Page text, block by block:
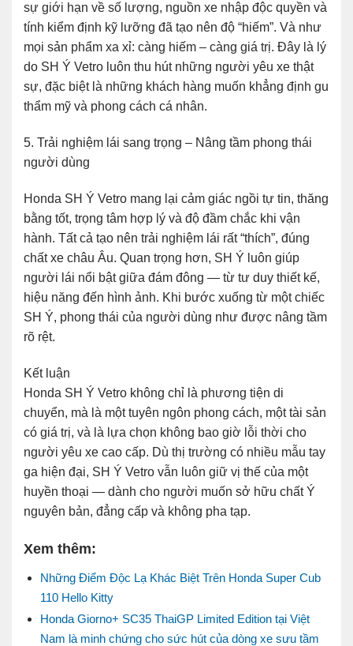
sự giới hạn về số lượng, nguồn xe nhập độc quyền và
tính kiểm định kỹ lưỡng đã tạo nên độ “hiếm”. Và như
mọi sản phẩm xa xỉ: càng hiếm – càng giá trị. Đây là lý
do SH Ý Vetro luôn thu hút những người yêu xe thật
sự, đặc biệt là những khách hàng muốn khẳng định gu
thẩm mỹ và phong cách cá nhân.
5. Trải nghiệm lái sang trọng – Nâng tầm phong thái
người dùng
Honda SH Ý Vetro mang lại cảm giác ngồi tự tin, thăng
bằng tốt, trọng tâm hợp lý và độ đầm chắc khi vận
hành. Tất cả tạo nên trải nghiệm lái rất “thích”, đúng
chất xe châu Âu. Quan trọng hơn, SH Ý luôn giúp
người lái nổi bật giữa đám đông — từ tư duy thiết kế,
hiệu năng đến hình ảnh. Khi bước xuống từ một chiếc
SH Ý, phong thái của người dùng như được nâng tầm
rõ rệt.
Kết luận
Honda SH Ý Vetro không chỉ là phương tiện di
chuyển, mà là một tuyên ngôn phong cách, một tài sản
có giá trị, và là lựa chọn không bao giờ lỗi thời cho
người yêu xe cao cấp. Dù thị trường có nhiều mẫu tay
ga hiện đại, SH Ý Vetro vẫn luôn giữ vị thế của một
huyền thoại — dành cho người muốn sở hữu chất Ý
nguyên bản, đẳng cấp và không pha tạp.
Xem thêm:
Những Điểm Độc Lạ Khác Biệt Trên Honda Super Cub
110 Hello Kitty
Honda Giorno+ SC35 ThaiGP Limited Edition tại Việt
Nam là minh chứng cho sức hút của dòng xe sưu tầm